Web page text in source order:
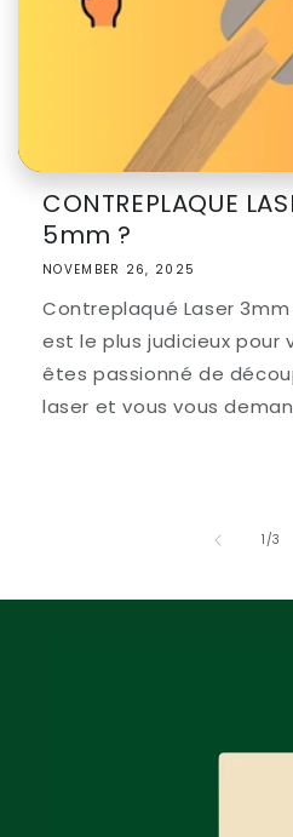
CONTREPLAQUE
5mm ?
NOVEMBER 26, 2025
Contreplaqué Laser
est le plus judicieux pour
êtes passionné de
laser et vous vous
1 /of
3